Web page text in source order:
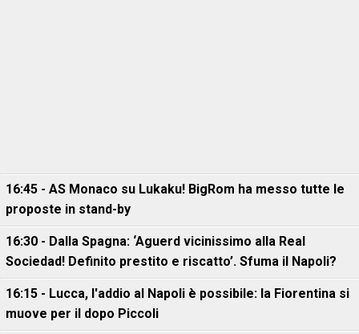
16:45 - AS Monaco su Lukaku! BigRom ha messo tutte le
proposte in stand-by
16:30 - Dalla Spagna: ‘Aguerd vicinissimo alla Real
Sociedad! Definito prestito e riscatto’. Sfuma il Napoli?
16:15 - Lucca, l'addio al Napoli è possibile: la Fiorentina si
muove per il dopo Piccoli